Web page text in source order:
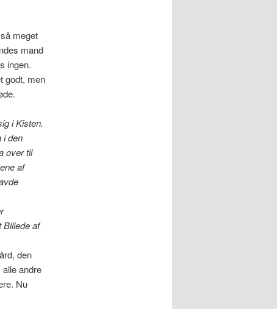
meget
mand
ingen.
godt, men
i Kisten.
i den
over til
af
Billede af
den
andre
Nu